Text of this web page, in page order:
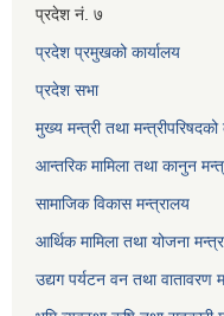
प्रदेश नं. ७
प्रदेश प्रमुखको कार्यालय
प्रदेश सभा
मुख्य मन्त्री तथा मन्त्रीपरिषदको
आन्तरिक मामिला तथा कानुन
सामाजिक विकास मन्त्रालय
आर्थिक मामिला तथा योजना
उद्यग पर्यटन वन तथा वातावरण